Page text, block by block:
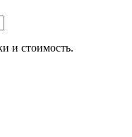
и стоимость.